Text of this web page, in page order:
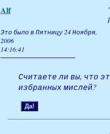
Alf
Это было в Пятницу 24 Ноября,
2006
14:16:41
Считаете ли вы, что
избранных мислей?